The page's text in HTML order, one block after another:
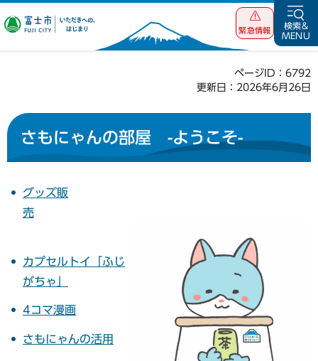
富士市 いただ
緊急情報
検索&
MENU
ページID：6792
更新日：2026年6月26日
さもにゃんの部屋 -ようこそ-
グッズ販
売
カプセルトイ「ふじ
がちゃ」
4コマ漫画
さもにゃんの活用